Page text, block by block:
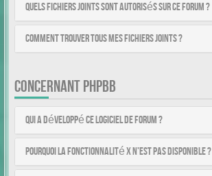
Quels fichiers joints sont autorisés sur ce forum ?
Comment trouver tous mes fichiers joints ?
CONCERNANT PHPBB
Qui a développé ce logiciel de forum ?
Pourquoi la fonctionnalité X n’est pas disponible ?